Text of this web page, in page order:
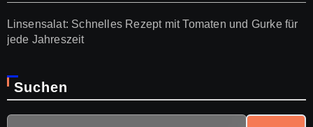
Linsensalat: Schnelles Rezept mit Tomaten und Gurke für
jede Jahreszeit
Suchen